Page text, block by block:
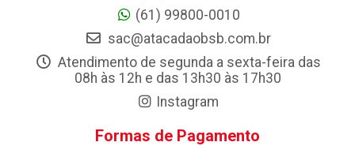
(61) 99800-0010
sac@atacadaobsb.com.br
Atendimento de segunda a sexta-feira das
08h às 12h e das 13h30 às 17h30
Instagram
Formas de Pagamento